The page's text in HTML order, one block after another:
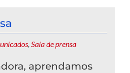
, Sala de prensa
aprendamos